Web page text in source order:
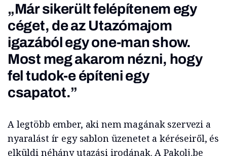
„Már sikerült felépítenem egy
céget, de az Utazómajom
igazából egy one-man show.
Most meg akarom nézni, hogy
fel tudok-e építeni egy
csapatot.”
A legtöbb ember, aki nem magának szervezi a
nyaralást ír egy sablon üzenetet a kéréseiről, és
elküldi néhány utazási irodának. A Pakolj.be